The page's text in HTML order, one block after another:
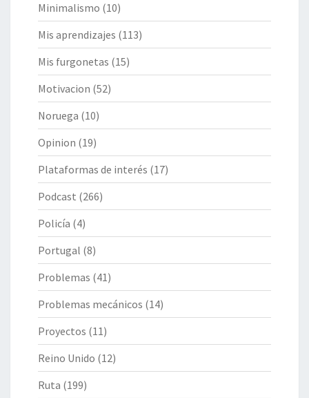
Minimalismo (10)
Mis aprendizajes (113)
Mis furgonetas (15)
Motivacion (52)
Noruega (10)
Opinion (19)
Plataformas de interés (17)
Podcast (266)
Policía (4)
Portugal (8)
Problemas (41)
Problemas mecánicos (14)
Proyectos (11)
Reino Unido (12)
Ruta (199)